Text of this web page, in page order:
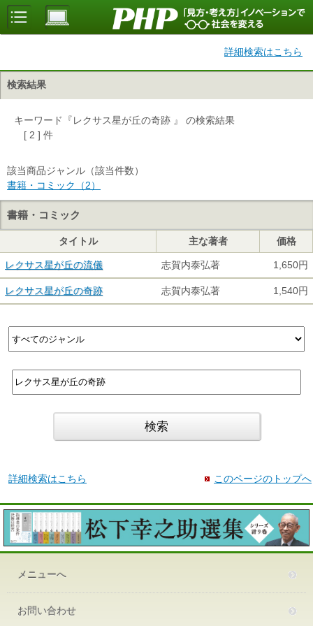
詳細検索はこちら
検索結果
キーワード『レクサス星が丘の奇跡 』 の検索結果
[ 2 ] 件
該当商品ジャンル（該当件数）
書籍・コミック（2）
書籍・コミック
タイトル 主な著者 価格
レクサス星が丘の流儀 志賀内泰弘著 1,650円
レクサス星が丘の奇跡 志賀内泰弘著 1,540円
詳細検索はこちら このページのトップへ
メニューへ
お問い合わせ